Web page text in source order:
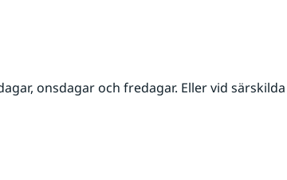
onsdagar och fredagar. Eller vid särskilda